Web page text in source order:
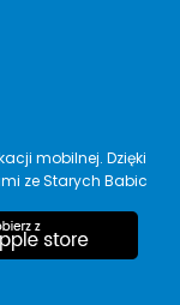
mobilnej. Dzięki
ze Starych Babic